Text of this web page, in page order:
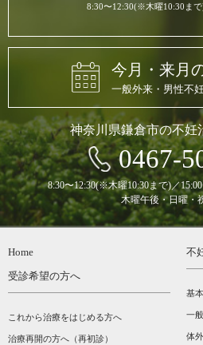
8:30〜12:30(※木曜10:30ま
今月・来月
一般外来・男性不
神奈川県鎌倉市の不妊
0467-
8:30〜12:30(※木曜10:30まで)／
木曜午後・日曜・
Home
受診希望の方へ
これから治療をはじめる方へ
治療再開の方へ（再初診）
不
基
一
体